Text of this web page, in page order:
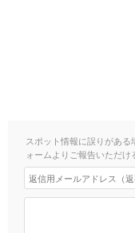
スポット情報に誤りがあ
ォームよりご報告いただけ